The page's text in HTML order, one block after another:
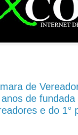
de
de
e do 1°